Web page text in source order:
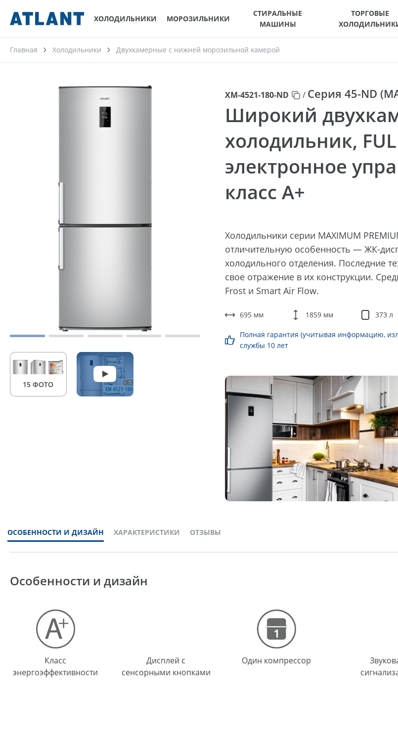
ХОЛОДИЛЬНИКИ МОРОЗИЛЬНИКИ
СТИРАЛЬНЫЕ
МАШИНЫ
ТОРГОВЫЕ
Главная Холодильники Двухкамерные с нижней морозильной камерой
ХМ-4521-180-ND / Серия 45-ND
Широкий
холодильник,
электронное
класс A+
15 ФОТО
Холодильники серии MAXIMUM
отличительную особенность — ЖК-
холодильного отделения. Последние
свое отражение в их конструкции.
Frost и Smart Air Flow.
695 мм 1859 мм 373 л
Полная гарантия (учитывая информацию,
службы 10 лет
ОСОБЕННОСТИ И ДИЗАЙН ХАРАКТЕРИСТИКИ ОТЗЫВЫ
Особенности и дизайн
Класс
энергоэффективности
Дисплей с
сенсорными кнопками
Один компрессор